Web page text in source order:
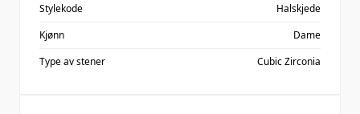
Stylekode
Halskjede
Kjønn
Dame
Type av stener
Cubic Zirconia